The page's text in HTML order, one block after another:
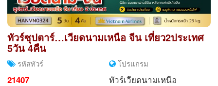
ทัวร์ซุปตาร์…เวียดนามเหนือ จีน เที่ยว2ประเทศ
5วัน 4คืน
รหัสทัวร์
21407
โปรแกรม
ทัวร์เวียดนามเหนือ